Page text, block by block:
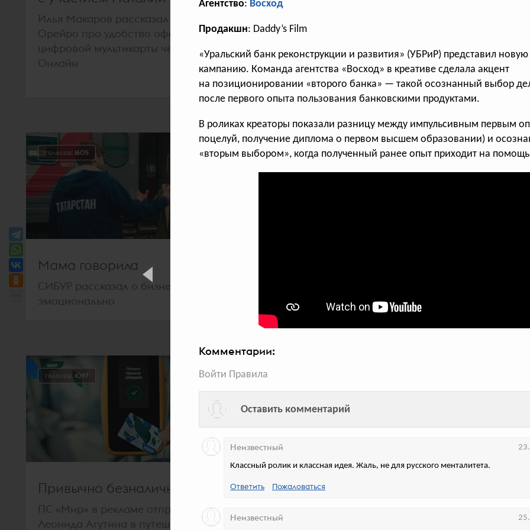
Агентство: Восход
Продакшн: Daddy’s Film
«Уральский банк реконструкции и развития» (УБРиР) представил
кампанию. Команда агентства «Восход» в креативе сделала акцент
на позиционировании «второго банка» — такой осознанный выбор
после первого опыта пользования банковскими продуктами.
В роликах креаторы показали разницу между импульсивным первым
поцелуй, получение диплома о первом высшем образовании) и
«вторым выбором», когда полученный ранее опыт приходит на
Комментарии:
Войти Правила
Оставить комментарий
Классный ролик и классная идея. Жаль, не для русского менталитета.
Неизвестный
Ответить Пожаловаться
Неизвестный
Илья Макаров рассказал Наталии
Орейро про удобство оформления
цифровой мультикарты через ВТБ
Онлайн
Агентство Art Union и продакшн
«Огурец» сняли ролик о новом
десерте башкирского
производителя
голосов: 1605
Мама говорила
СИБУР рассказал о бизнесе
эмоционально
голосов:1312
за ухода зарубежных брендов
голосов: 1097
Привычно безналично
ПС «Мир» в рекламе отправила
Леонида Агутина в путешествие
Со SberPay можно платить